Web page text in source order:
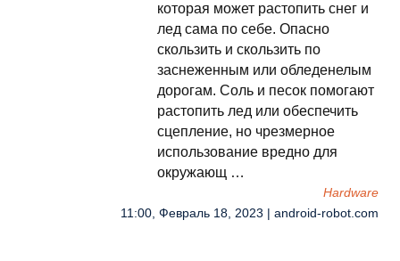
которая может растопить снег и
лед сама по себе. Опасно
скользить и скользить по
заснеженным или обледенелым
дорогам. Соль и песок помогают
растопить лед или обеспечить
сцепление, но чрезмерное
использование вредно для
окружающ …
Hardware
11:00, Февраль 18, 2023 | android-robot.com